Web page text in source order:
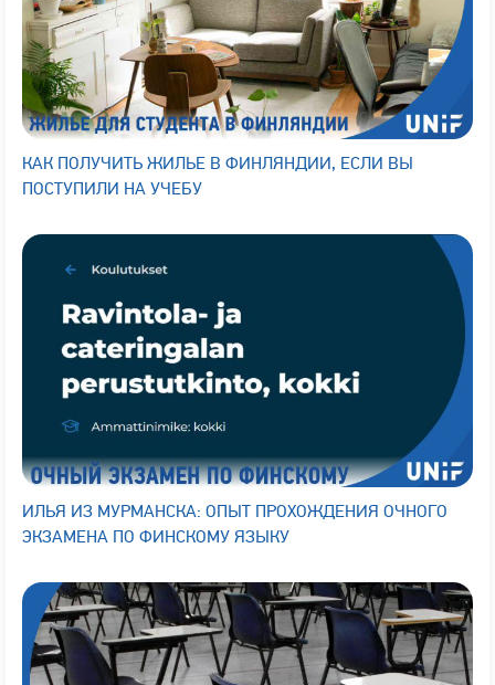
КАК ПОЛУЧИТЬ ЖИЛЬЕ В ФИНЛЯНДИИ, ЕСЛИ ВЫ
ПОСТУПИЛИ НА УЧЕБУ
ИЛЬЯ ИЗ МУРМАНСКА: ОПЫТ ПРОХОЖДЕНИЯ ОЧНОГО
ЭКЗАМЕНА ПО ФИНСКОМУ ЯЗЫКУ